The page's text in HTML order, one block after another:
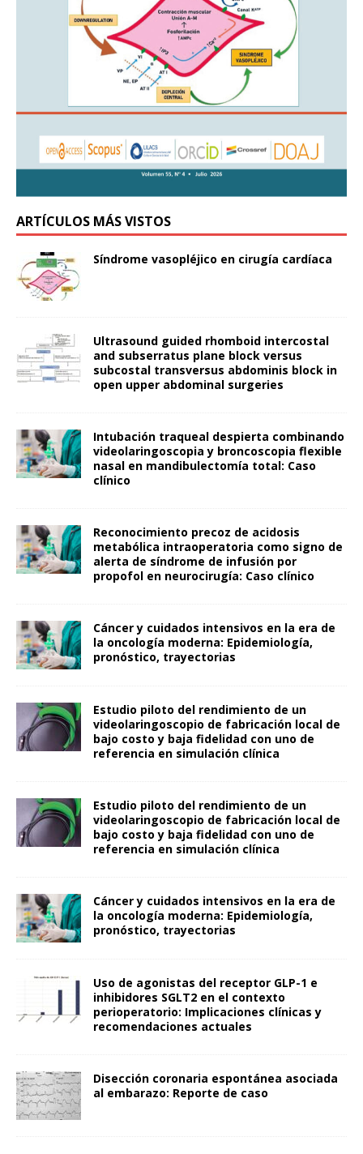
ARTÍCULOS MÁS VISTOS
Síndrome vasopléjico en cirugía cardíaca
Ultrasound guided rhomboid intercostal
and subserratus plane block versus
subcostal transversus abdominis block in
open upper abdominal surgeries
Intubación traqueal despierta combinando
videolaringoscopia y broncoscopia flexible
nasal en mandibulectomía total: Caso
clínico
Reconocimiento precoz de acidosis
metabólica intraoperatoria como signo de
alerta de síndrome de infusión por
propofol en neurocirugía: Caso clínico
Cáncer y cuidados intensivos en la era de
la oncología moderna: Epidemiología,
pronóstico, trayectorias
Estudio piloto del rendimiento de un
videolaringoscopio de fabricación local de
bajo costo y baja fidelidad con uno de
referencia en simulación clínica
Estudio piloto del rendimiento de un
videolaringoscopio de fabricación local de
bajo costo y baja fidelidad con uno de
referencia en simulación clínica
Cáncer y cuidados intensivos en la era de
la oncología moderna: Epidemiología,
pronóstico, trayectorias
Uso de agonistas del receptor GLP-1 e
inhibidores SGLT2 en el contexto
perioperatorio: Implicaciones clínicas y
recomendaciones actuales
Disección coronaria espontánea asociada
al embarazo: Reporte de caso